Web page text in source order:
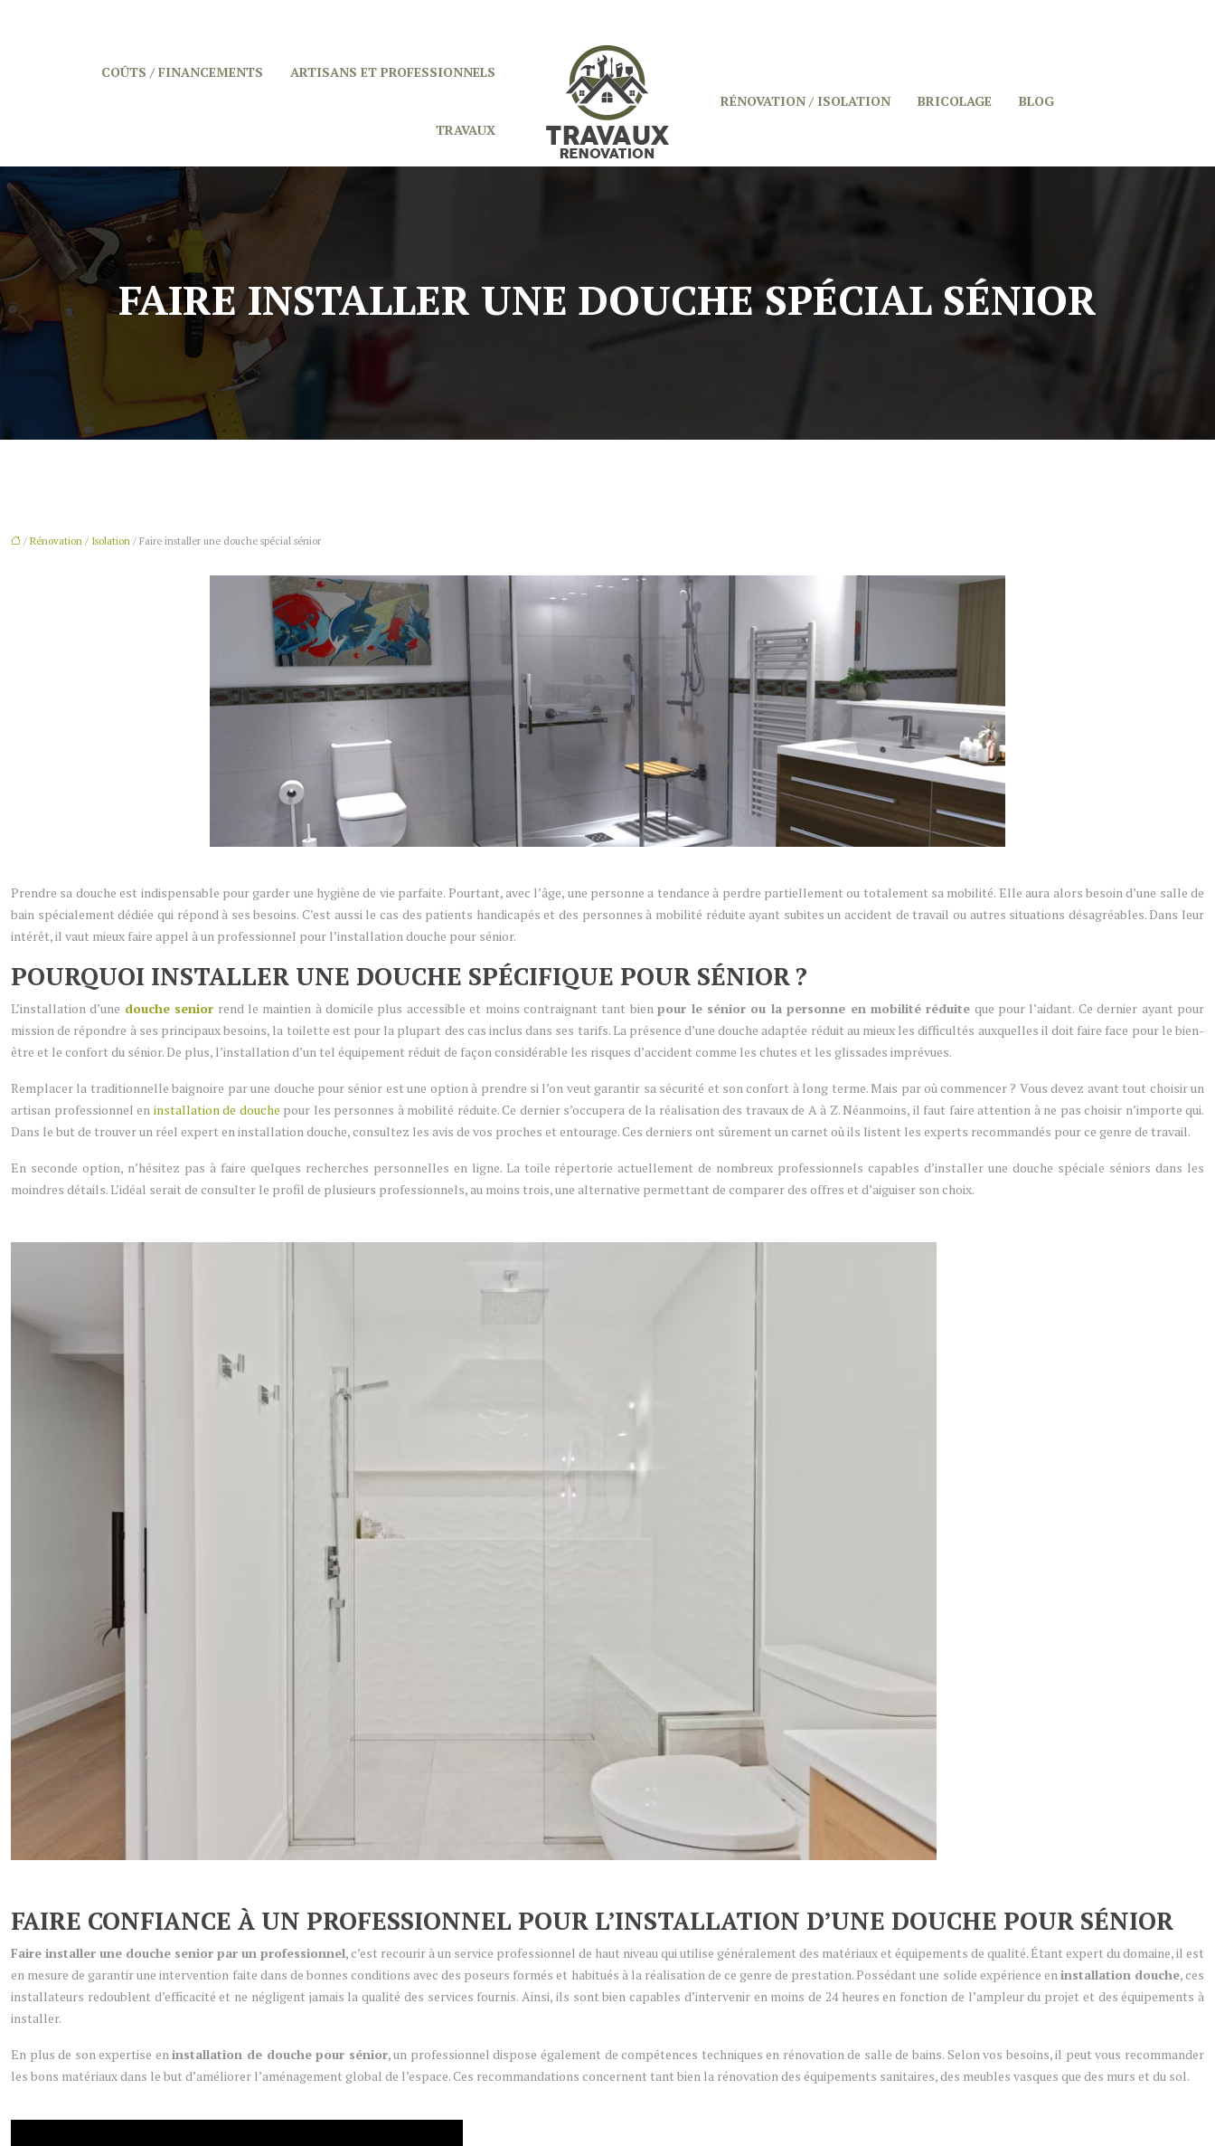
ARTISANS ET PROFESSIONNELS
COÛTS / FINANCEMENTS
TRAVAUX
RÉNOVATION / ISOLATION BRICOLAGE BLOG
FAIRE INSTALLER UNE DOUCHE SPÉCIAL SÉNIOR
/ Rénovation / Isolation / Faire installer une douche spécial sénior
Prendre sa douche est indispensable pour garder une hygiène de vie parfaite. Pourtant, avec l’âge, une personne a tendance à perdre partiellement ou totalement sa mobilité. Elle aura alors besoin d’une salle de
bain spécialement dédiée qui répond à ses besoins. C’est aussi le cas des patients handicapés et des personnes à mobilité réduite ayant subites un accident de travail ou autres situations désagréables. Dans leur
intérêt, il vaut mieux faire appel à un professionnel pour l’installation douche pour sénior.
POURQUOI INSTALLER UNE DOUCHE SPÉCIFIQUE POUR SÉNIOR ?
L’installation d’une douche senior rend le maintien à domicile plus accessible et moins contraignant tant bienpour le sénior ou la personne en mobilité réduite que pour l’aidant. Ce dernier ayant pour
mission de répondre à ses principaux besoins, la toilette est pour la plupart des cas inclus dans ses tarifs. La présence d’une douche adaptée réduit au mieux les difficultés auxquelles il doit faire face pour le bien-
être et le confort du sénior. De plus, l’installation d’un tel équipement réduit de façon considérable les risques d’accident comme les chutes et les glissades imprévues.
Remplacer la traditionnelle baignoire par une douche pour sénior est une option à prendre si l’on veut garantir sa sécurité et son confort à long terme. Mais par où commencer ? Vous devez avant tout choisir un
artisan professionnel en installation de douche pour les personnes à mobilité réduite. Ce dernier s’occupera de la réalisation des travaux de A à Z. Néanmoins, il faut faire attention à ne pas choisir n’importe qui.
Dans le but de trouver un réel expert en installation douche, consultez les avis de vos proches et entourage. Ces derniers ont sûrement un carnet où ils listent les experts recommandés pour ce genre de travail.
En seconde option, n’hésitez pas à faire quelques recherches personnelles en ligne. La toile répertorie actuellement de nombreux professionnels capables d’installer une douche spéciale séniors dans les
moindres détails. L’idéal serait de consulter le profil de plusieurs professionnels, au moins trois, une alternative permettant de comparer des offres et d’aiguiser son choix.
FAIRE CONFIANCE À UN PROFESSIONNEL POUR L’INSTALLATION D’UNE DOUCHE POUR SÉNIOR
Faire installer une douche senior par un professionnel, c’est recourir à un service professionnel de haut niveau qui utilise généralement des matériaux et équipements de qualité. Étant expert du domaine, il est
en mesure de garantir une intervention faite dans de bonnes conditions avec des poseurs formés et habitués à la réalisation de ce genre de prestation. Possédant une solide expérience eninstallation douche, ces
installateurs redoublent d’efficacité et ne négligent jamais la qualité des services fournis. Ainsi, ils sont bien capables d’intervenir en moins de 24 heures en fonction de l’ampleur du projet et des équipements à
installer.
En plus de son expertise eninstallation de douche pour sénior, un professionnel dispose également de compétences techniques en rénovation de salle de bains. Selon vos besoins, il peut vous recommander
les bons matériaux dans le but d’améliorer l’aménagement global de l’espace. Ces recommandations concernent tant bien la rénovation des équipements sanitaires, des meubles vasques que des murs et du sol.